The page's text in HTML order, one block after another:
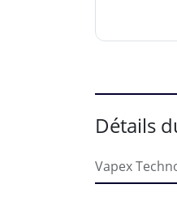
Détails
Vapex